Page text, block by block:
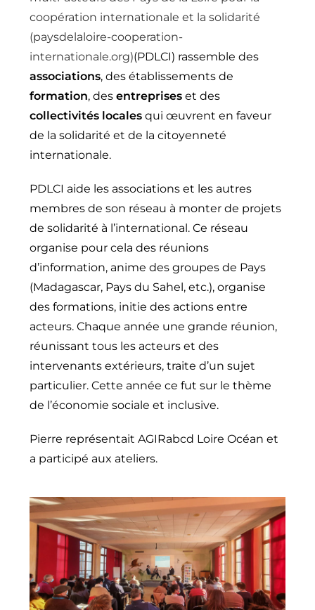
coopération internationale et la solidarité
(paysdelaloire-cooperation-
internationale.org)(PDLCI) rassemble des
associations, des établissements de
formation, desentreprises et des
collectivités locales qui œuvrent en faveur
de la solidarité et de la citoyenneté
internationale.
PDLCI aide les associations et les autres
membres de son réseau à monter de projets
de solidarité à l’international. Ce réseau
organise pour cela des réunions
d’information, anime des groupes de Pays
(Madagascar, Pays du Sahel, etc.), organise
des formations, initie des actions entre
acteurs. Chaque année une grande réunion,
réunissant tous les acteurs et des
intervenants extérieurs, traite d’un sujet
particulier. Cette année ce fut sur le thème
de l’économie sociale et inclusive.
Pierre représentait AGIRabcd Loire Océan et
a participé aux ateliers.